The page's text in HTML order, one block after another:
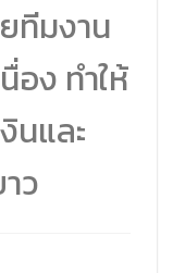
ทีมงาน
อง ทำให้
นและ
ว